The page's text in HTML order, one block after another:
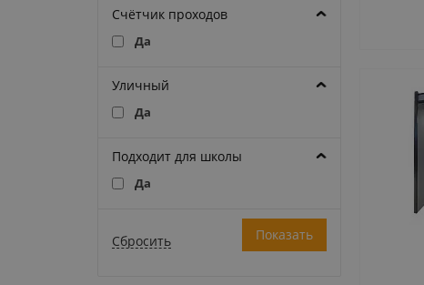
Счётчик проходов
Да
Уличный
Да
Подходит для школы
Да